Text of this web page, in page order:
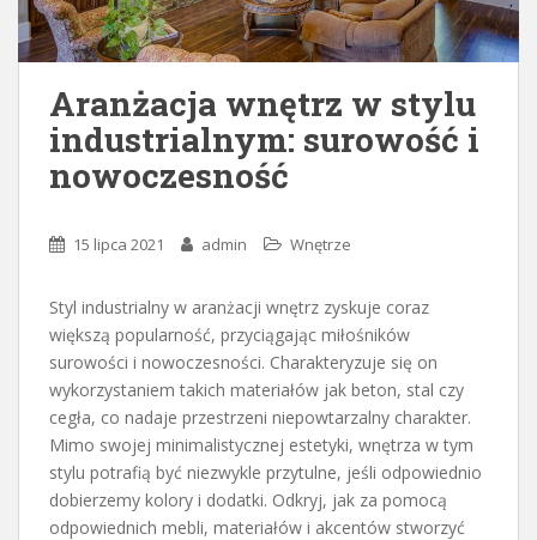
Aranżacja wnętrz w stylu
industrialnym: surowość i
nowoczesność
15 lipca 2021 admin Wnętrze
Styl industrialny w aranżacji wnętrz zyskuje coraz
większą popularność, przyciągając miłośników
surowości i nowoczesności. Charakteryzuje się on
wykorzystaniem takich materiałów jak beton, stal czy
cegła, co nadaje przestrzeni niepowtarzalny charakter.
Mimo swojej minimalistycznej estetyki, wnętrza w tym
stylu potrafią być niezwykle przytulne, jeśli odpowiednio
dobierzemy kolory i dodatki. Odkryj, jak za pomocą
odpowiednich mebli, materiałów i akcentów stworzyć